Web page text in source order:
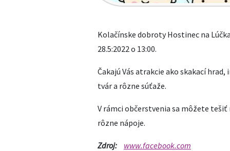
Kolačínske dobroty Hostinec na
28.5:2022 o 13:00.
Čakajú Vás atrakcie ako skakací
tvár a rôzne súťaže.
V rámci občerstvenia sa môžete tešiť
rôzne nápoje.
Zdroj: www.facebook.com